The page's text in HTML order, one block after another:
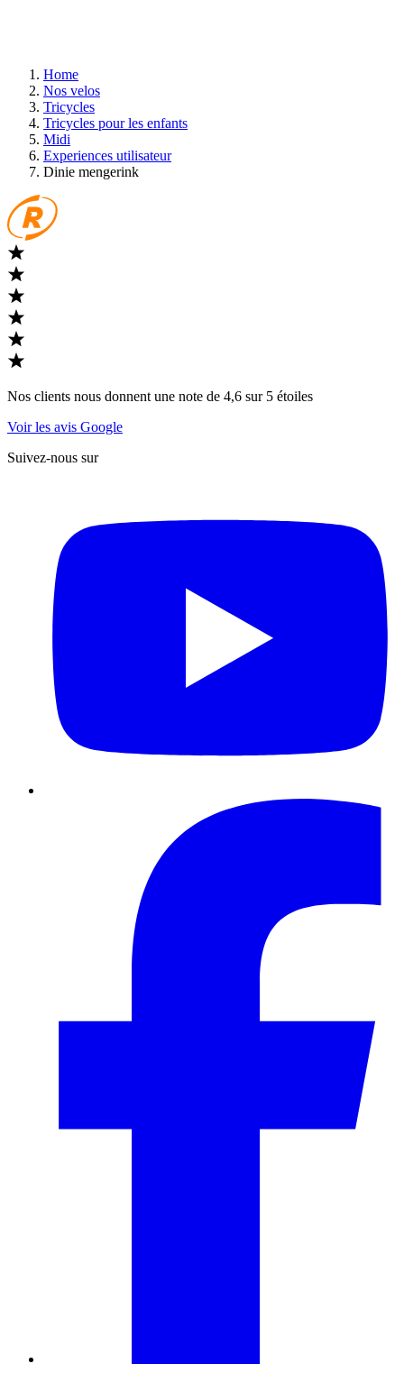
Home
Nos velos
Tricycles
Tricycles pour les enfants
Midi
Experiences utilisateur
Dinie mengerink
Nos clients nous donnent une note de 4,6 sur 5 étoiles
Voir les avis Google
Suivez-nous sur